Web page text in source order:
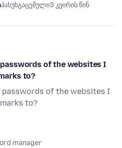
პასუხგაცემული3 კვირის წინ
of the websites I
to?
passwords of the websites I
to?
manager